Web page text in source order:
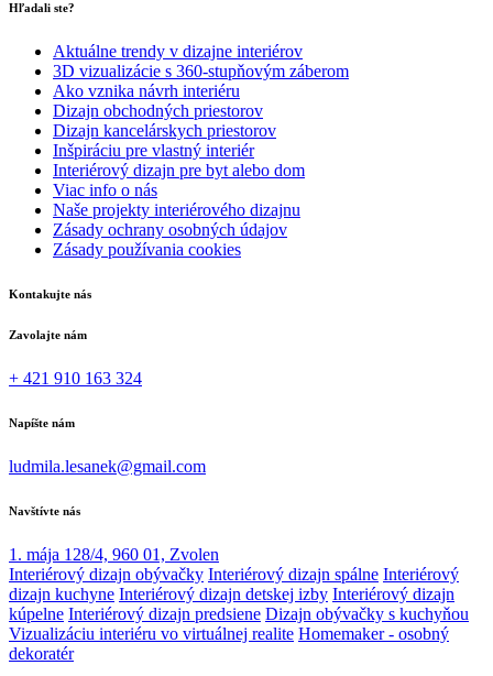
Hľadali ste?
Aktuálne trendy v dizajne interiérov
3D vizualizácie s 360-stupňovým záberom
Ako vznika návrh interiéru
Dizajn obchodných priestorov
Dizajn kancelárskych priestorov
Inšpiráciu pre vlastný interiér
Interiérový dizajn pre byt alebo dom
Viac info o nás
Naše projekty interiérového dizajnu
Zásady ochrany osobných údajov
Zásady používania cookies
Kontakujte nás
Zavolajte nám
+ 421 910 163 324
Napíšte nám
ludmila.lesanek@gmail.com
Navštívte nás
1. mája 128/4, 960 01, Zvolen
Interiérový dizajn obývačky Interiérový dizajn spálne Interiérový
dizajn kuchyne Interiérový dizajn detskej izby Interiérový dizajn
kúpelne Interiérový dizajn predsiene Dizajn obývačky s kuchyňou
Vizualizáciu interiéru vo virtuálnej realite Homemaker - osobný
dekoratér